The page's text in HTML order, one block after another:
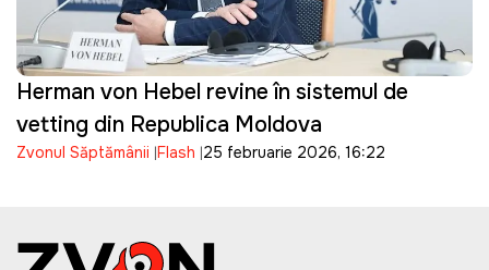
Herman von Hebel revine în sistemul de
vetting din Republica Moldova
Zvonul Săptămânii Flash 25 februarie 2026, 16:22